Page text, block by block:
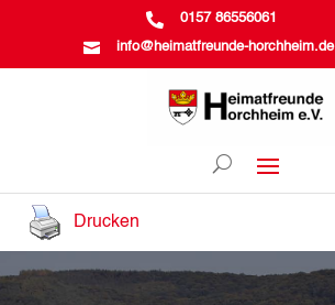
 0157 86556061
 info@heimatfreunde-horchheim.de
Drucken